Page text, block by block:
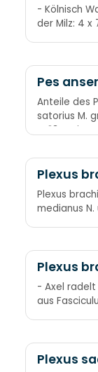
- Kölnisch
der Milz: 4 x
Pes
Anteile des
satorius M.
grüßt
Plexus
Plexus
medianus N.
cutaneus
Plexus
- Axel radelt
aus
Plexus